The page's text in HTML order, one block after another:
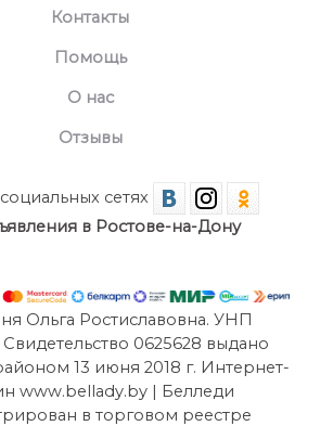
Контакты
Помощь
О нас
Отзывы
сетях
в Ростове-на-Дону
Ольга Ростиславовна. УНП
Свидетельство 0625628 выдано
13 июня 2018 г. Интернет-
www.bellady.by | Белледи
в торговом реестре